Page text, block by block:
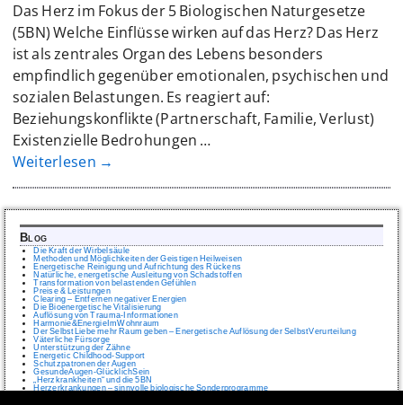
Das Herz im Fokus der 5 Biologischen Naturgesetze
(5BN) Welche Einflüsse wirken auf das Herz? Das Herz
ist als zentrales Organ des Lebens besonders
empfindlich gegenüber emotionalen, psychischen und
sozialen Belastungen. Es reagiert auf:
Beziehungskonflikte (Partnerschaft, Familie, Verlust)
Existenzielle Bedrohungen …
Weiterlesen →
Blog
Die Kraft der Wirbelsäule
Methoden und Möglichkeiten der Geistigen Heilweisen
Energetische Reinigung und Aufrichtung des Rückens
Natürliche, energetische Ausleitung von Schadstoffen
Transformation von belastenden Gefühlen
Preise & Leistungen
Clearing – Entfernen negativer Energien
Die Bioenergetische Vitalisierung
Auflösung von Trauma-Informationen
Harmonie&EnergieImWohnraum
Der SelbstLiebe mehr Raum geben – Energetische Auflösung der SelbstVerurteilung
Väterliche Fürsorge
Unterstützung der Zähne
Energetic Childhood-Support
Schutzpatronen der Augen
GesundeAugen-GlücklichSein
„Herzkrankheiten“ und die 5BN
Herzerkrankungen – sinnvolle biologische Sonderprogramme